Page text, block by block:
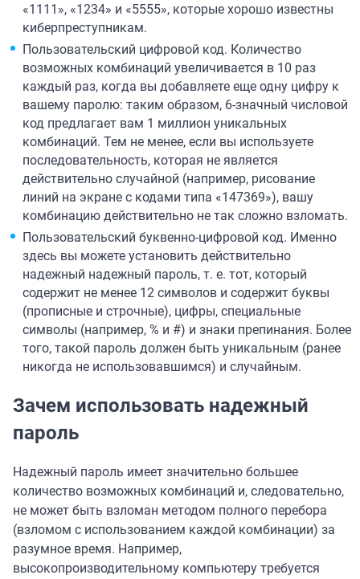
«1111», «1234» и «5555», которые хорошо известны
киберпреступникам.
Пользовательский цифровой код. Количество
возможных комбинаций увеличивается в 10 раз
каждый раз, когда вы добавляете еще одну цифру к
вашему паролю: таким образом, 6-значный числовой
код предлагает вам 1 миллион уникальных
комбинаций. Тем не менее, если вы используете
последовательность, которая не является
действительно случайной (например, рисование
линий на экране с кодами типа «147369»), вашу
комбинацию действительно не так сложно взломать.
Пользовательский буквенно-цифровой код. Именно
здесь вы можете установить действительно
надежный надежный пароль, т. е. тот, который
содержит не менее 12 символов и содержит буквы
(прописные и строчные), цифры, специальные
символы (например, % и #) и знаки препинания. Более
того, такой пароль должен быть уникальным (ранее
никогда не использовавшимся) и случайным.
Зачем использовать надежный
пароль
Надежный пароль имеет значительно большее
количество возможных комбинаций и, следовательно,
не может быть взломан методом полного перебора
(взломом с использованием каждой комбинации) за
разумное время. Например,
высокопроизводительному компьютеру требуется